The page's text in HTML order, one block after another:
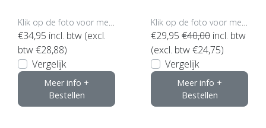
€34,95 incl. btw (excl.
btw €28,88)
Vergelijk
Meer info +
Bestellen
€29,95 €40,00 incl. btw
(excl. btw €24,75)
Vergelijk
Meer info +
Bestellen